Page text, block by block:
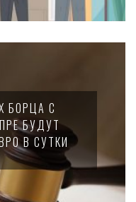
БОРЦА С
БУДУТ
В СУТКИ